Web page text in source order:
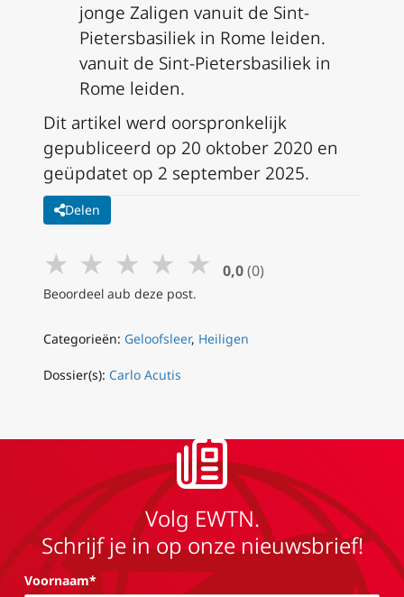
jonge Zaligen vanuit de Sint-
Pietersbasiliek in Rome leiden.
vanuit de Sint-Pietersbasiliek in
Rome leiden.
Dit artikel werd oorspronkelijk
gepubliceerd op 20 oktober 2020 en
geüpdatet op 2 september 2025.
Delen
★ ★ ★ ★ ★ 0,0 (0)
Beoordeel aub deze post.
Categorieën: Geloofsleer, Heiligen
Dossier(s): Carlo Acutis
Volg EWTN.
Schrijf je in op onze nieuwsbrief!
Voornaam*